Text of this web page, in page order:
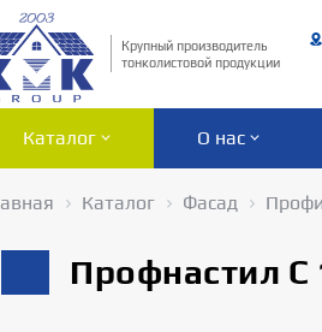
Крупный производитель
тонколистовой продукции
Каталог О нас
Каталог Фасад
Профнастил С